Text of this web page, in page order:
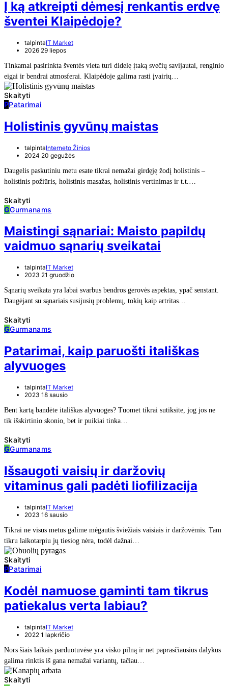
Į ką atkreipti dėmesį renkantis erdvę
šventei Klaipėdoje?
talpintaIT Market
2026 29 liepos
Tinkamai pasirinkta šventės vieta turi didelę įtaką svečių savijautai, renginio
eigai ir bendrai atmosferai. Klaipėdoje galima rasti įvairių…
Skaityti
PPatarimai
Holistinis gyvūnų maistas
talpintaInterneto Žinios
2024 20 gegužės
Daugelis paskutiniu metu esate tikrai nemažai girdęję žodį holistinis –
holistinis požiūris, holistinis masažas, holistinis vertinimas ir t.t.…
Skaityti
GGurmanams
Maistingi sąnariai: Maisto papildų
vaidmuo sąnarių sveikatai
talpintaIT Market
2023 21 gruodžio
Sąnarių sveikata yra labai svarbus bendros gerovės aspektas, ypač senstant.
Daugėjant su sąnariais susijusių problemų, tokių kaip artritas…
Skaityti
GGurmanams
Patarimai, kaip paruošti itališkas
alyvuoges
talpintaIT Market
2023 18 sausio
Bent kartą bandėte itališkas alyvuoges? Tuomet tikrai sutiksite, jog jos ne
tik išskirtinio skonio, bet ir puikiai tinka…
Skaityti
GGurmanams
Išsaugoti vaisių ir daržovių
vitaminus gali padėti liofilizacija
talpintaIT Market
2023 16 sausio
Tikrai ne visus metus galime mėgautis šviežiais vaisiais ir daržovėmis. Tam
tikru laikotarpiu jų tiesiog nėra, todėl dažnai…
Skaityti
PPatarimai
Kodėl namuose gaminti tam tikrus
patiekalus verta labiau?
talpintaIT Market
2022 1 lapkričio
Nors šiais laikais parduotuvėse yra visko pilną ir net paprasčiausius dalykus
galima rinktis iš gana nemažai variantų, tačiau…
Skaityti